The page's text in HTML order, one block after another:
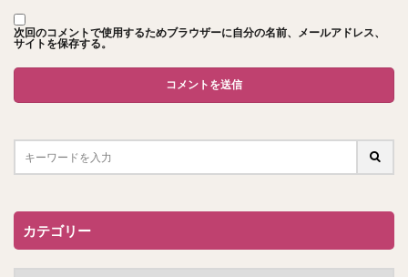
次回のコメントで使用するためブラウザーに自分の名前、メールアドレス、
サイトを保存する。
カテゴリー